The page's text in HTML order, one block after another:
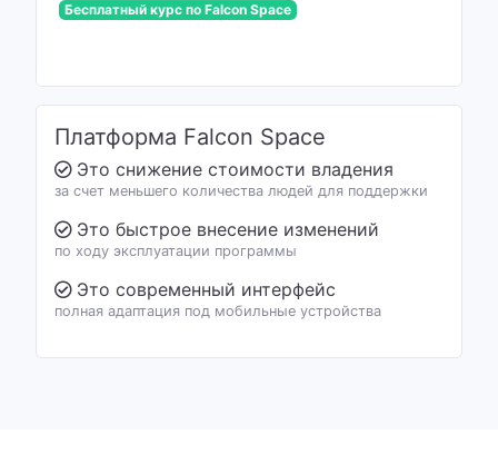
Бесплатный курс по Falcon Space
Платформа Falcon Space
Это снижение стоимости владения
за счет меньшего количества людей для поддержки
Это быстрое внесение изменений
по ходу эксплуатации программы
Это современный интерфейс
полная адаптация под мобильные устройства